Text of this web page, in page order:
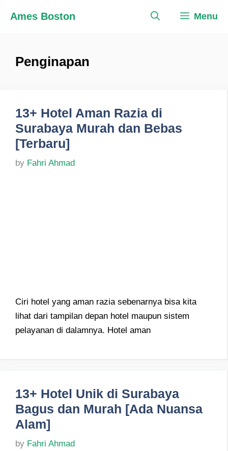
Ames Boston Menu
Penginapan
13+ Hotel Aman Razia di
Surabaya Murah dan Bebas
[Terbaru]
by Fahri Ahmad
Ciri hotel yang aman razia sebenarnya bisa kita
lihat dari tampilan depan hotel maupun sistem
pelayanan di dalamnya. Hotel aman
13+ Hotel Unik di Surabaya
Bagus dan Murah [Ada Nuansa
Alam]
by Fahri Ahmad